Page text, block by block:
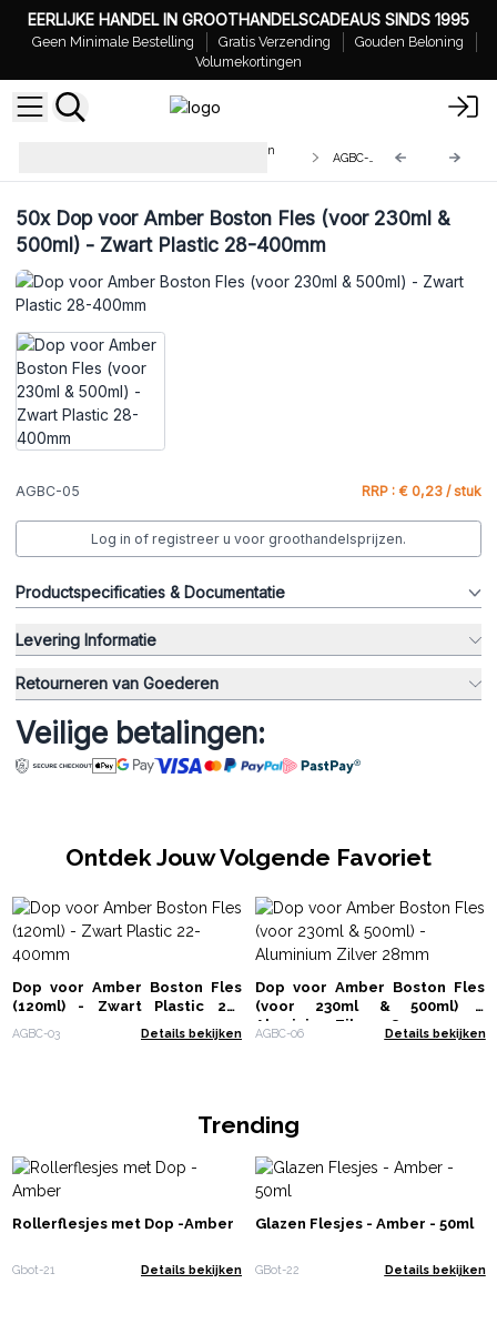
EERLIJKE HANDEL IN GROOTHANDELSCADEAUS SINDS 1995
Geen Minimale Bestelling Gratis Verzending
Gouden Beloning
Volumekortingen
Doppen voor Amber Glazen Boston
50xDop voor Amber Boston Fles (voor 230ml &
500ml) - Zwart Plastic 28-400mm
AGBC-05 RRP : € 0,23 / stuk
Log in of registreer u voor groothandelsprijzen.
Productspecificaties & Documentatie
Levering Informatie
Retourneren van Goederen
Veilige betalingen:
Ontdek Jouw Volgende Favoriet
Dop voor Amber Boston Fles
(120ml) - Zwart Plastic 22-
400mm
AGBC-03 Details bekijken
Dop voor Amber Boston Fles
(voor 230ml & 500ml) -
Aluminium Zilver 28mm
AGBC-06 Details bekijken
Trending
Rollerflesjes met Dop -Amber
Gbot-21 Details bekijken
Glazen Flesjes - Amber - 50ml
GBot-22 Details bekijken